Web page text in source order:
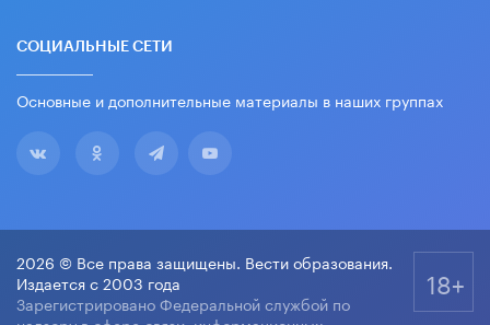
СОЦИАЛЬНЫЕ СЕТИ
Основные и дополнительные материалы в наших группах
2026 © Все права защищены. Вести образования.
Издается с 2003 года
Зарегистрировано Федеральной службой по
18+